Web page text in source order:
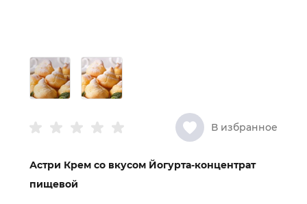
В избранное
Астри Крем со вкусом Йогурта-концентрат
пищевой